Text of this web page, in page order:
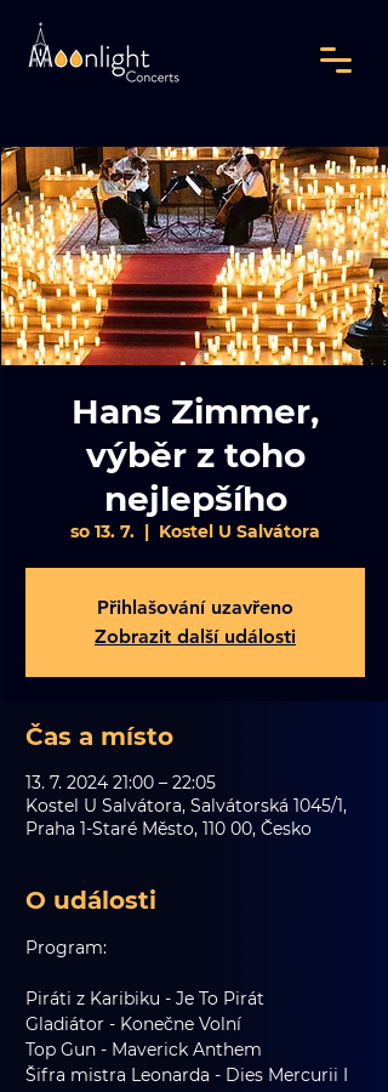
Hans Zimmer,
výběr z toho
nejlepšího
so 13. 7.
  |
Kostel U Salvátora
Přihlašování uzavřeno
Zobrazit další události
Čas a místo
13. 7. 2024 21:00 – 22:05
Kostel U Salvátora, Salvátorská 1045/1,
Praha 1-Staré Město, 110 00, Česko
O události
Program:
Piráti z Karibiku - Je To Pirát
Gladiátor - Konečne Volní
Top Gun - Maverick Anthem
Šifra mistra Leonarda - Dies Mercurii I